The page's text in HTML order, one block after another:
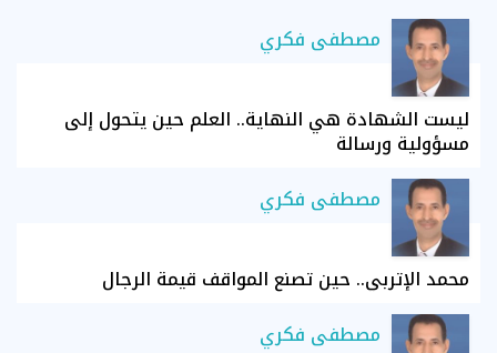
مصطفى فكري
ليست الشهادة هي النهاية.. العلم حين يتحول إلى
مسؤولية ورسالة
مصطفى فكري
محمد الإتربي.. حين تصنع المواقف قيمة الرجال
مصطفى فكري